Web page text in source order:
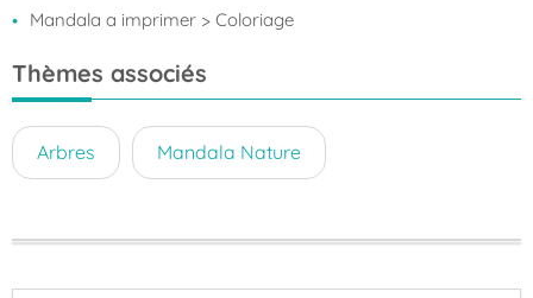
Mandala a imprimer > Coloriage
Thèmes associés
Arbres Mandala Nature